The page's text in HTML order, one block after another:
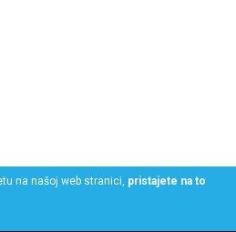
na našoj web stranici, pristajete na to